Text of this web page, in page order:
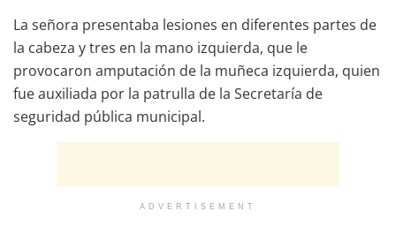
La señora presentaba lesiones en diferentes partes de
la cabeza y tres en la mano izquierda, que le
provocaron amputación de la muñeca izquierda, quien
fue auxiliada por la patrulla de la Secretaría de
seguridad pública municipal.
ADVERTISEMENT